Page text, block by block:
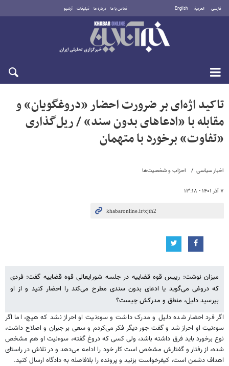
فارسی العربية English تماس با ما درباره ما تبلیغات آرشیو
پنجشنبه ۱۵ مرداد ۱۴۰۵
اخبار سیاسی احزاب و شخصیت‌ها
۷ آذر ۱۴۰۱ - ۱۳:۱۸
تاکید اژه‌ای بر ضرورت احضار «دروغگویان» و
مقابله با «ادعاهای بدون سند» / ریل‌گذاری
«تفاوت» برخورد با متهمان
میزان نوشت: رییس قوه قضاییه در جلسه شورایعالی قوه قضاییه گفت: فردی
که دروغی می‌گوید یا ادعای بدون سندی مطرح می‌کند را احضار کنید و از او
بپرسید دلیل، منطق و مدرکش چیست؟
اگر فرد احضار شده دلیل و مدرک داشت و سوءنیت او احراز نشد که هیچ، اما اگر
سوءنیت او احراز شد و گفت جور دیگر فکر می‌کردم و سعی بر جبران و اصلاح داشت،
نوع برخورد باید فرق داشته باشد، ولی کسی که دروغ گفته، سوءنیت او هم مشخص
شده، از رفتار و گفتارش مشخص است کار خود را ادامه می‌دهد و در تلاش در راستای
اهداف دشمن است، کیفرخواست بزنید و پرونده را بلافاصله به دادگاه ارسال کنید.